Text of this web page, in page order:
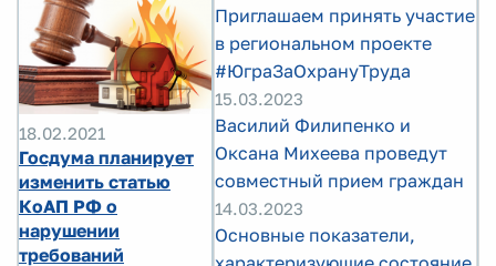
18.02.2021
Госдума планирует
изменить статью
КоАП РФ о
нарушении
требований
Приглашаем принять участие
в региональном проекте
#ЮграЗаОхрануТруда
15.03.2023
Василий Филипенко и
Оксана Михеева проведут
совместный прием граждан
14.03.2023
Основные показатели,